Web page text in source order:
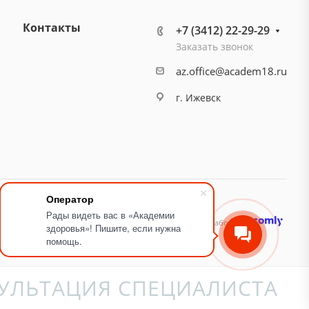
Оператор
Рады видеть вас в «Академии
здоровья»! Пишите, если нужна
помощь.
Контакты +7 (3412) 22-29-29
Заказать звонок
az.office@academ18.ru
г. Ижевск
Карта сайта Разработано
СПЕЦИАЛИСТА